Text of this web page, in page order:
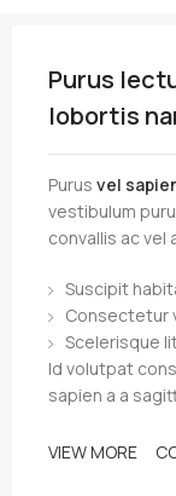
Purus
lobortis
Purus vel
vestibulum
convallis ac vel
Suscipit
Consectetur
Scelerisque
Id volutpat
sapien a a
VIEW MORE